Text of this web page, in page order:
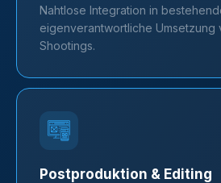
Nahtlose Integration in
eigenverantwortliche Umsetzung
Shootings.
Postproduktion & Editing